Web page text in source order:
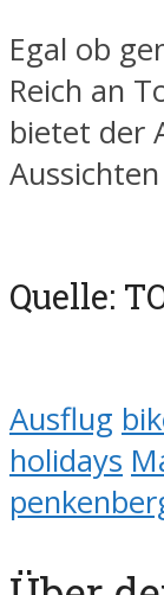
Egal ob
Reich an
bietet der
Quelle:
Ausflug
holidays